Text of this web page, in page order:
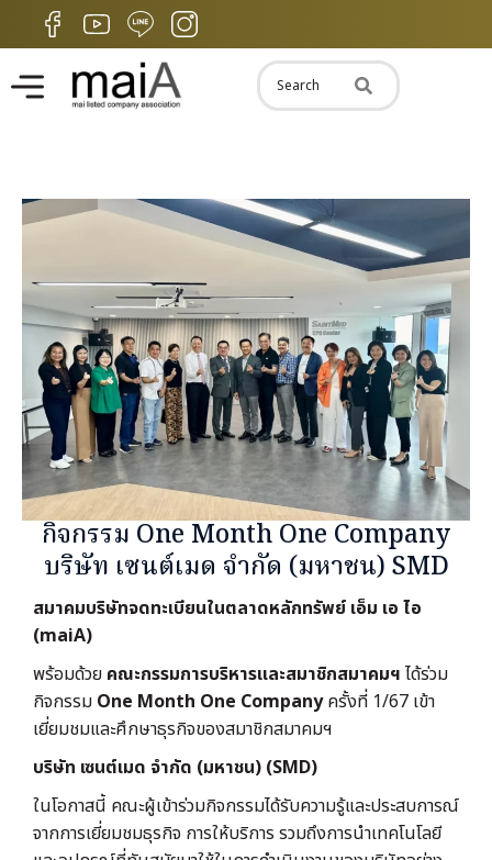
กิจกรรม One Month One Company
บริษัท เซนต์เมด จำกัด (มหาชน) SMD
สมาคมบริษัทจดทะเบียนในตลาดหลักทรัพย์ เอ็ม เอ ไอ
(maiA)
พร้อมด้วย คณะกรรมการบริหารและสมาชิกสมาคมฯ ได้ร่วม
กิจกรรม One Month One Companyครั้งที่ 1/67 เข้า
เยี่ยมชมและศึกษาธุรกิจของสมาชิกสมาคมฯ
บริษัท เซนต์เมด จำกัด (มหาชน) (SMD)
ในโอกาสนี้ คณะผู้เข้าร่วมกิจกรรมได้รับความรู้และประสบการณ์
จากการเยี่ยมชมธุรกิจ การให้บริการ รวมถึงการนำเทคโนโลยี